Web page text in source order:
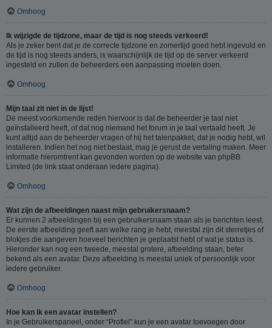
Omhoog
Ik wijzigde de tijdzone, maar de tijd is nog steeds verkeerd!
Als je zeker bent dat je de correcte tijdzone en zomertijd goed hebt ingevuld en
de tijd is nog steeds anders, is waarschijnlijk de tijd op de server verkeerd
ingesteld en zullen de beheerders een aanpassing moeten doen.
Omhoog
Mijn taal zit niet in de lijst!
De meest voorkomende reden hiervoor is dat de beheerder je taal niet
geïnstalleerd heeft, of dat nog niemand het forum in je taal vertaald heeft. Je
kunt altijd aan de beheerder vragen of hij het talenpakket, dat je nodig hebt, wil
installeren. Indien het nog niet bestaat, mag je gerust de vertaling maken. Meer
informatie hieromtrent kan gevonden worden op de website van phpBB
Limited (de link staat onderaan iedere pagina).
Omhoog
Wat zijn de afbeeldingen naast mijn gebruikersnaam?
Er kunnen 2 afbeeldingen bij een gebruikersnaam staan als je berichten leest.
De eerste afbeelding geeft aan welke rang je hebt, meestal zijn dit sterretjes of
blokjes die aangeven hoeveel berichten je geplaatst hebt of wat je status is.
Hieronder kan nog een tweede, meestal grotere, afbeelding staan, beter
bekend als een avatar. Deze afbeelding is meestal uniek of persoonlijk voor
iedere gebruiker.
Omhoog
Hoe kan ik een avatar instellen?
In je Gebruikerspaneel, onder “Profiel” kun je een avatar toevoegen door